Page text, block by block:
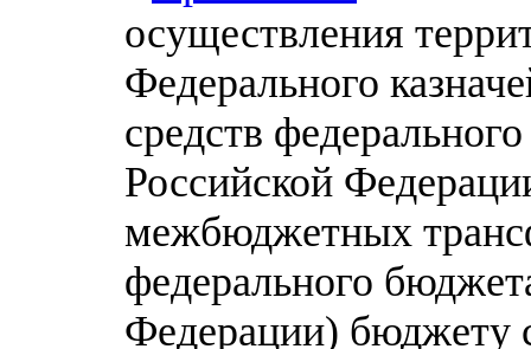
осуществления
Федерального
средств
Российской
межбюджетных
федерального
Федерации) бюджету